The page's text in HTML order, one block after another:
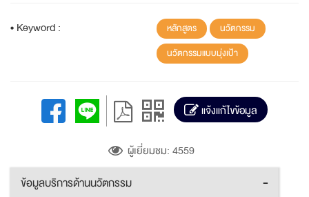
ข้อมูลบริการด้านนวัตกรรม -
• Keyword : หลักสูตร
นวัตกรรม
นวัตกรรมแบบมุ่งเป้า
แจ้งแก้ไขข้อมูล
ผู้เยี่ยมชม: 4559